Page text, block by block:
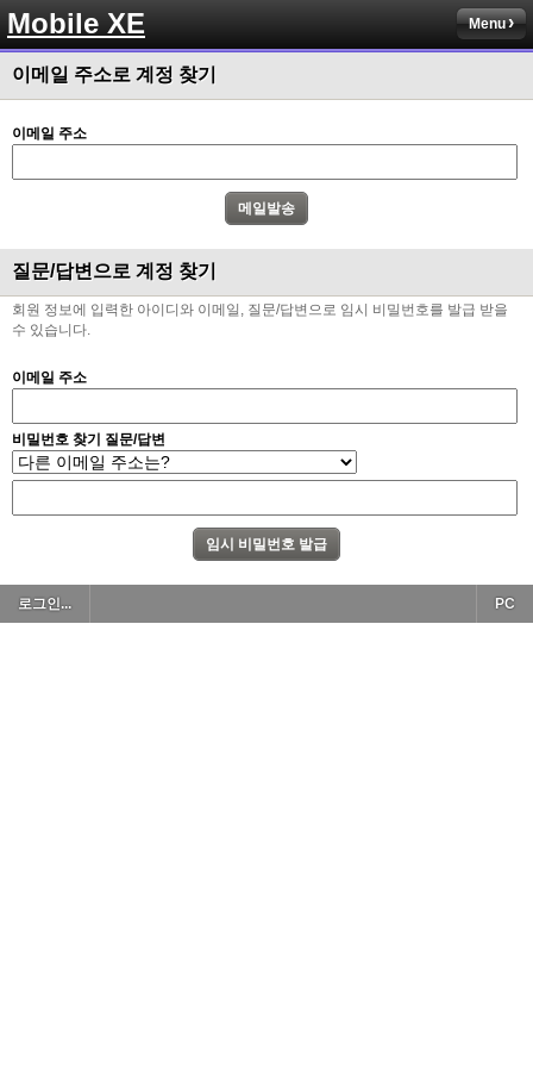
Mobile XE Menu
이메일 주소로 계정 찾기
이메일 주소
질문/답변으로 계정 찾기
회원 정보에 입력한 아이디와 이메일, 질문/답변으로 임시 비밀번호를 발급 받을
수 있습니다.
이메일 주소
비밀번호 찾기 질문/답변
로그인... PC